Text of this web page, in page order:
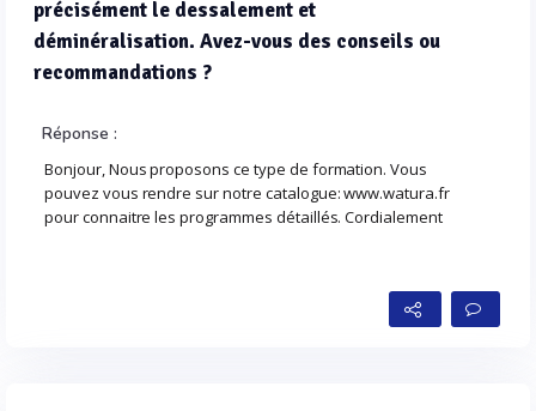
précisément le dessalement et
déminéralisation. Avez-vous des conseils ou
recommandations ?
Réponse :
Bonjour, Nous proposons ce type de formation. Vous
pouvez vous rendre sur notre catalogue: www.watura.fr
pour connaitre les programmes détaillés. Cordialement